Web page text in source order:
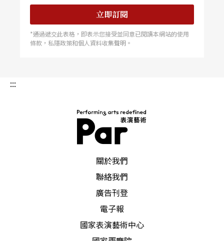
立即訂閱
*通過遞交此表格，即表示您接受並同意已閱讀本網站的使用
條款，私隱政策和個人資料收集聲明。
:::
關於我們
聯絡我們
廣告刊登
電子報
國家表演藝術中心